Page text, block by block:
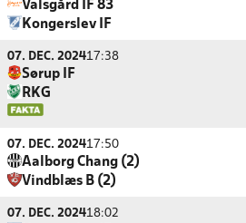
Valsgård IF 83
Kongerslev IF
07. DEC. 202417:38
Sørup IF
RKG
07. DEC. 202417:50
Aalborg Chang (2)
Vindblæs B (2)
07. DEC. 202418:02